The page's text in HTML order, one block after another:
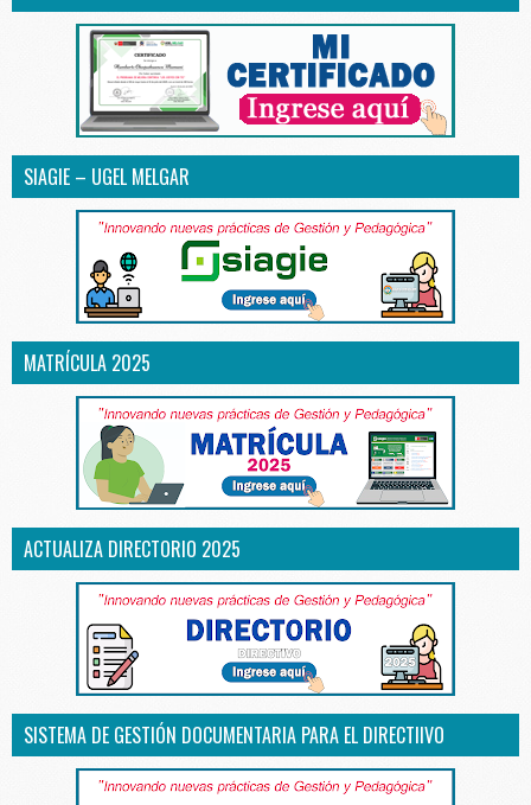
SIAGIE – UGEL MELGAR
MATRÍCULA 2025
ACTUALIZA DIRECTORIO 2025
SISTEMA DE GESTIÓN DOCUMENTARIA PARA EL DIRECTIIVO